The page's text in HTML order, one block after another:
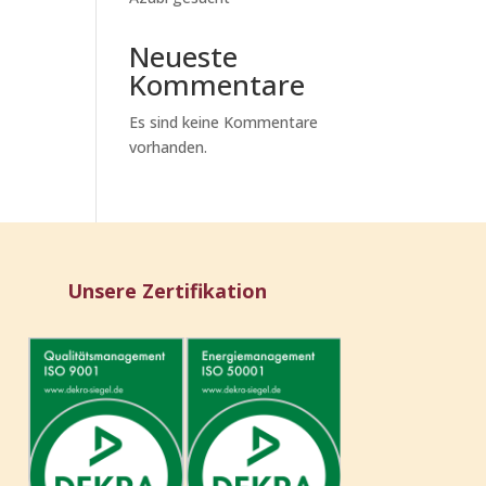
Neueste
Kommentare
Es sind keine Kommentare
vorhanden.
Unsere Zertifikation